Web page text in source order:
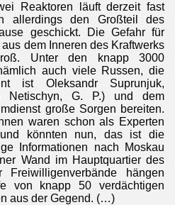
Reaktoren läuft derzeit fast
allerdings den Großteil des
geschickt. Die Gefahr für
dem Inneren des Kraftwerks
Unter den knapp 3000
auch viele Russen, die
ist Oleksandr Suprunjuk,
Netischyn, G. P.) und dem
große Sorgen bereiten.
waren schon als Experten
könnten nun, das ist die
Informationen nach Moskau
Wand im Hauptquartier des
Freiwilligenverbände hängen
von knapp 50 verdächtigen
aus der Gegend. (…)